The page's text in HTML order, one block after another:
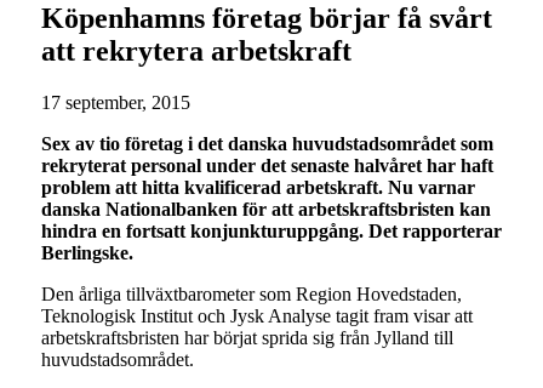
Köpenhamns företag börjar få svårt
att rekrytera arbetskraft
17 september, 2015
Sex av tio företag i det danska huvudstadsområdet som
rekryterat personal under det senaste halvåret har haft
problem att hitta kvalificerad arbetskraft. Nu varnar
danska Nationalbanken för att arbetskraftsbristen kan
hindra en fortsatt konjunkturuppgång. Det rapporterar
Berlingske.
Den årliga tillväxtbarometer som Region Hovedstaden,
Teknologisk Institut och Jysk Analyse tagit fram visar att
arbetskraftsbristen har börjat sprida sig från Jylland till
huvudstadsområdet.